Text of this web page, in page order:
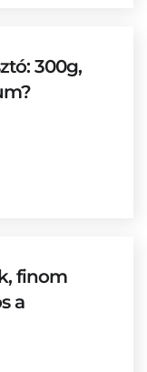
300g,
finom
a